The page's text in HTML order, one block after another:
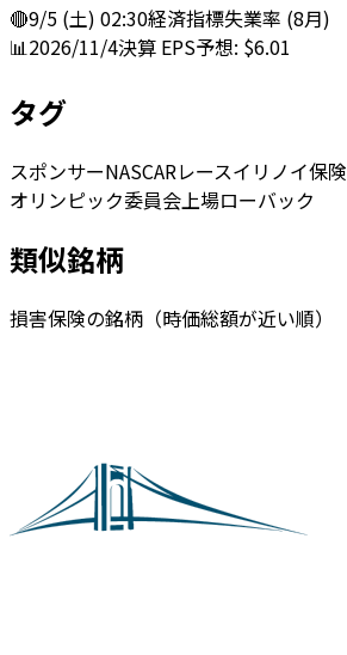
🔴9/5 (土) 02:30経済指標失業率 (8月)
📊2026/11/4決算 EPS予想: $6.01
タグ
スポンサーNASCARレースイリノイ保険
オリンピック委員会上場ローバック
類似銘柄
損害保険の銘柄（時価総額が近い順）